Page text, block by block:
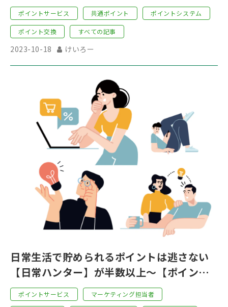
ポイントサービス 共通ポイント ポイントシステム
ポイント交換 すべての記事
2023-10-18 けいろー
日常生活で貯められるポイントは逃さない
【日常ハンター】が半数以上～【ポイント
サービスに関する市場調査・2023年版（4
つのユーザータイプ編）】結果公開
ポイントサービス マーケティング担当者